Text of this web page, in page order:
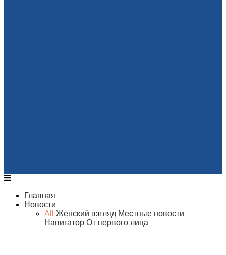
Главная
Новости
All
Женский взгляд Местные новости
Навигатор От первого лица